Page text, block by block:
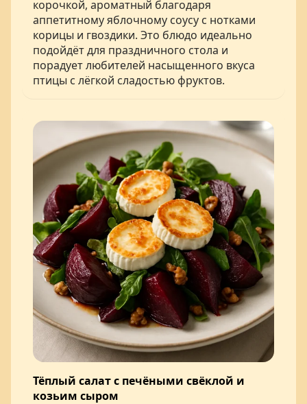
корочкой, ароматный благодаря
аппетитному яблочному соусу с нотками
корицы и гвоздики. Это блюдо идеально
подойдёт для праздничного стола и
порадует любителей насыщенного вкуса
птицы с лёгкой сладостью фруктов.
Тёплый салат с печёными свёклой и
козьим сыром